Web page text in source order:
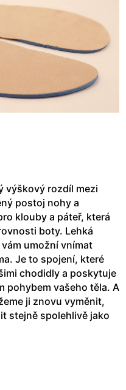
výškový rozdíl mezi
postoj nohy a
klouby a páteř, která
boty. Lehká
umožní vnímat
Je to spojení, které
chodidly a poskytuje
pohybem vašeho těla. A
ji znovu vyměnit,
stejně spolehlivě jako